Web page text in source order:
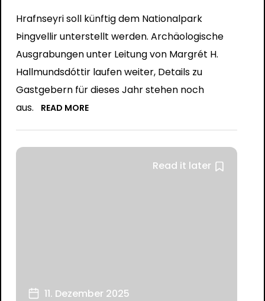
Hrafnseyri soll künftig dem Nationalpark
Þingvellir unterstellt werden. Archäologische
Ausgrabungen unter Leitung von Margrét H.
Hallmundsdóttir laufen weiter, Details zu
Gastgebern für dieses Jahr stehen noch
aus.
READ MORE
Read it later
11. Dezember 2025